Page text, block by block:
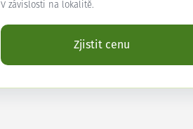
V závislosti na lokalitě.
Zjistit cenu